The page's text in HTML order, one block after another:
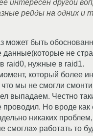
интересен другой
рейды на одних и
может быть
не
в raid0, нужные в raid1.
который более
что мы не смогли
выпадаем. Честно
проводил. Но вроде как
никаких
смогла» работать то